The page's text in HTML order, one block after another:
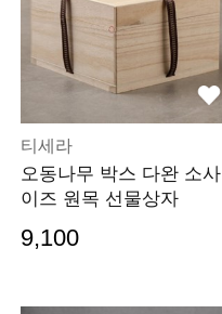
티세라
오동나무 박스 다완 소사
이즈 원목 선물상자
9,100